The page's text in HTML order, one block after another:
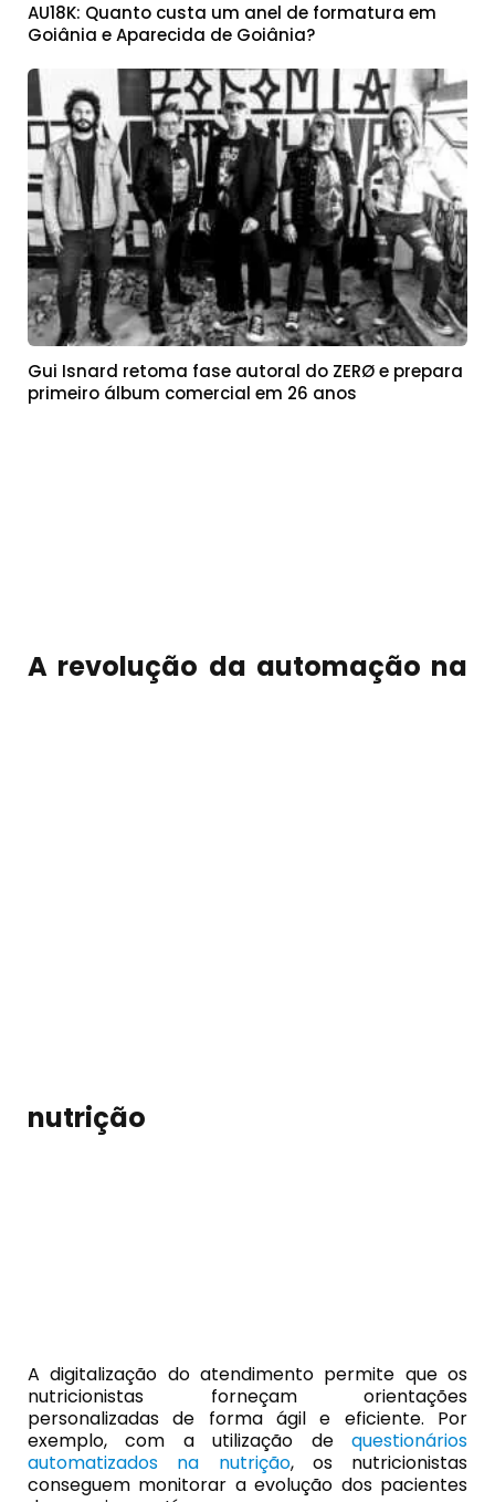
AU18K: Quanto custa um anel de formatura em
Goiânia e Aparecida de Goiânia?
Gui Isnard retoma fase autoral do ZERØ e prepara
primeiro álbum comercial em 26 anos
A revolução da automação na
nutrição
A digitalização do atendimento permite que os
nutricionistas forneçam orientações
personalizadas de forma ágil e eficiente. Por
exemplo, com a utilização de questionários
automatizados na nutrição, os nutricionistas
conseguem monitorar a evolução dos pacientes